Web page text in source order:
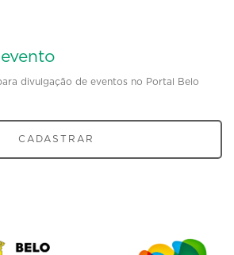
divulgação de eventos no Portal Belo
CADASTRAR